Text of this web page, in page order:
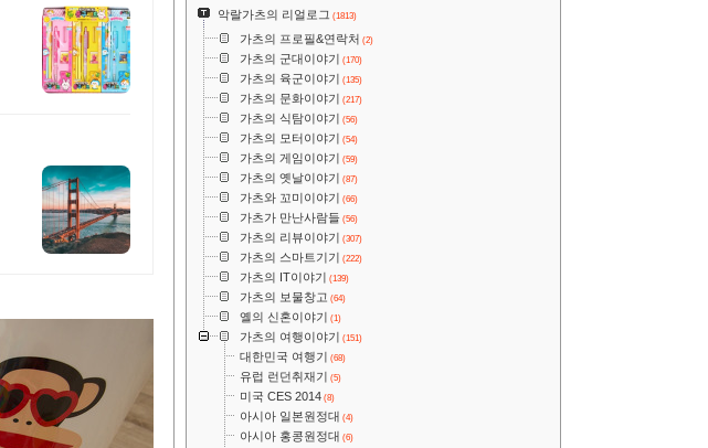
악랄가츠의 리얼로그 (1813)
가츠의 프로필&연락처 (2)
가츠의 군대이야기 (170)
가츠의 육군이야기 (135)
가츠의 문화이야기 (217)
가츠의 식탐이야기 (56)
가츠의 모터이야기 (54)
가츠의 게임이야기 (59)
가츠의 옛날이야기 (87)
가츠와 꼬미이야기 (66)
가츠가 만난사람들 (56)
가츠의 리뷰이야기 (307)
가츠의 스마트기기 (222)
가츠의 IT이야기 (139)
가츠의 보물창고 (64)
옐의 신혼이야기 (1)
가츠의 여행이야기 (151)
대한민국 여행기 (68)
유럽 런던취재기 (5)
미국 CES 2014 (8)
아시아 일본원정대 (4)
아시아 홍콩원정대 (6)